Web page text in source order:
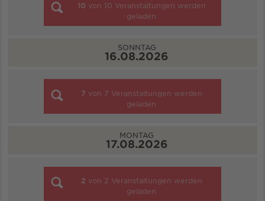
10 von 10 Veranstaltungen werden
geladen
SONNTAG
16.08.2026
7 von 7 Veranstaltungen werden
geladen
MONTAG
17.08.2026
2 von 2 Veranstaltungen werden
geladen